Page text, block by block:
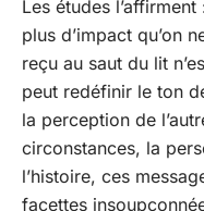
Les études
plus d’impact qu’on
reçu au saut du lit
peut redéfinir le ton
la perception de
circonstances, la
l’histoire, ces
facettes